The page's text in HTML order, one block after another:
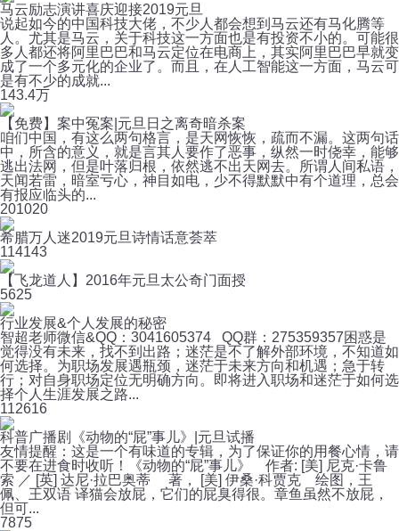
马云励志演讲喜庆迎接2019元旦
说起如今的中国科技大佬，不少人都会想到马云还有马化腾等
人。尤其是马云，关于科技这一方面也是有投资不小的。可能很
多人都还将阿里巴巴和马云定位在电商上，其实阿里巴巴早就变
成了一个多元化的企业了。而且，在人工智能这一方面，马云可
是有不少的成就...
143.4万
【免费】案中冤案|元旦日之离奇暗杀案
咱们中国，有这么两句格言，是天网恢恢，疏而不漏。这两句话
中，所含的意义，就是言其人要作了恶事，纵然一时侥幸，能够
逃出法网，但是叶落归根，依然逃不出天网去。所谓人间私语，
天闻若雷，暗室亏心，神目如电，少不得默默中有个道理，总会
有报应临头的...
201020
希腊万人迷2019元旦诗情话意荟萃
114143
【飞龙道人】2016年元旦太公奇门面授
5625
行业发展&个人发展的秘密
智超老师微信&QQ：3041605374 QQ群：275359357困惑是
觉得没有未来，找不到出路；迷茫是不了解外部环境，不知道如
何选择。为职场发展遇瓶颈，迷茫于未来方向和机遇；急于转
行；对自身职场定位无明确方向。即将进入职场和迷茫于如何选
择个人生涯发展之路...
112616
科普广播剧《动物的“屁”事儿》|元旦试播
友情提醒：这是一个有味道的专辑，为了保证你的用餐心情，请
不要在进食时收听！《动物的“屁”事儿》 作者: [美] 尼克·卡鲁
索 ／ [英] 达尼·拉巴奥蒂 著， [美] 伊桑·科贾克 绘图，王
佩、王双语 译猫会放屁，它们的屁臭得很。章鱼虽然不放屁，
但可...
7875